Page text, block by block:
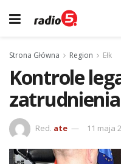
Strona Główna Region Ełk
Kontrole
Red. ate 11 maja